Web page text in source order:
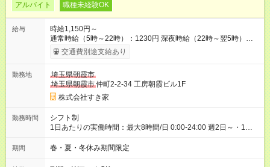
アルバイト 職種未経験OK
給与
時給1,150円～
通常時給（5時～22時）：1230円 深夜時給（22時～翌5時）：
1563円 高校生時給：1150円 【特別手当】早朝手当（5：00-9：
00）時給+150円 【試用期間】試用期間あり 試用期間の長さ：1
30日（※条件変更なし）ですが、切り上げで一ヶ月とさせてい
ただきます。 研修制度あり：15時間(研修中も同時給）
交通費別途支給あり
勤務地
埼玉県朝霞市
埼玉県朝霞市仲町2-2-34 工房朝霞ビル1F
株式会社すき家
勤務時間
シフト制
1日あたりの実働時間：最大8時間/日 0:00-24:00 週2日～・1日
2h～OK ＜シフト例＞ 〇朝帯 5:00-9:00 〇昼帯 9:00-14:00 〇午
後帯 14:00-18:00 〇夜帯 18:00-22:00 〇深夜帯 22:00-翌5:00 基
期間 春・夏・冬休み期間限定